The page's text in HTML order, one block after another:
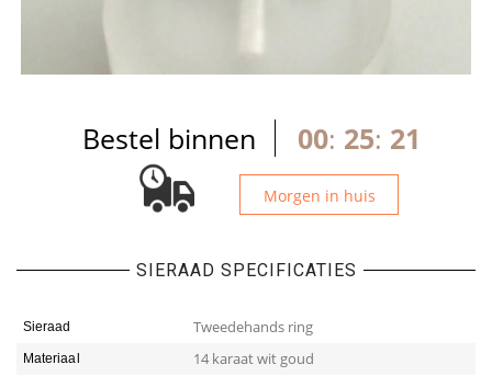
Bestel binnen 00: 25: 21
Morgen in huis
SIERAAD SPECIFICATIES
Sieraad Tweedehands ring
Materiaal 14 karaat wit goud